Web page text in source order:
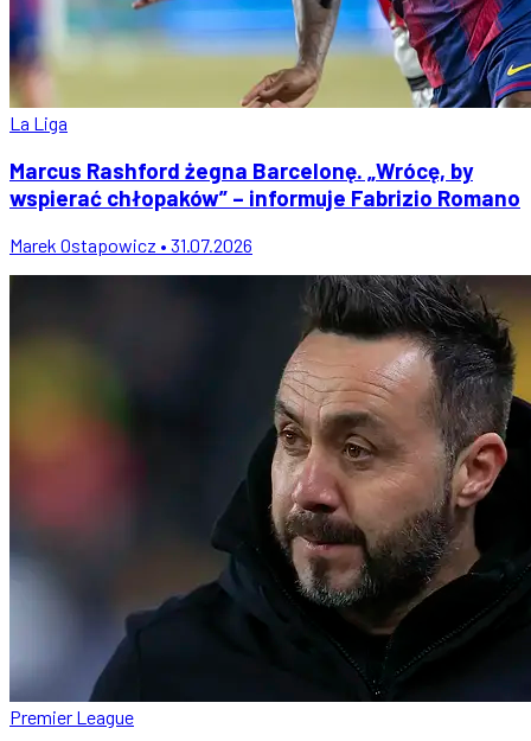
La Liga
Marcus Rashford żegna Barcelonę. „Wrócę, by
wspierać chłopaków” – informuje Fabrizio Romano
Marek Ostapowicz • 31.07.2026
Premier League